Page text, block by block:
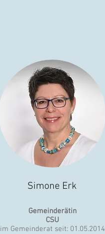
Simone Erk
Gemeinderätin
CSU
im Gemeinderat seit: 01.05.2014